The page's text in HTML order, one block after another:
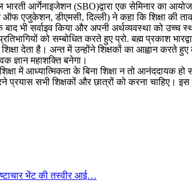
आर्गेनाइजेशन (SBO)द्वारा एक सेमिनार का
ऑफ एजुकेशन, डीएमसी, दिल्ली) ने कहा कि शिक्षा
बाद भी सर्वाइव किया और अपनी अर्थव्यवस्था को
को सम्बोधित करते हुए प्रो. बह्म प्रकाश
देता है। अन्त में उन्होंने शिक्षकों का आह्वान करते
ज्ञान महाशक्ति बनेगा।
में आध्यात्मिकता के बिना शिक्षा न तो आनंददायक
प्रयास सभी शिक्षकों और छात्रों को करना
भेंट की तस्वीर आई…